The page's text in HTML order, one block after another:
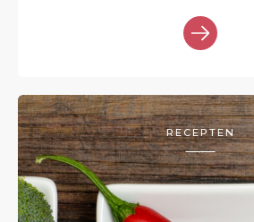
RECEPTEN